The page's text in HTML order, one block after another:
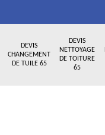
DEVIS
CHANGEMENT
DE TUILE 65
DEVIS
NETTOYAGE
DE TOITURE
65